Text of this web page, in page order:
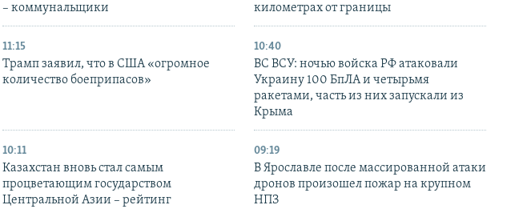
– коммунальщики
километрах от границы
11:15
Трамп заявил, что в США «огромное
количество боеприпасов»
10:40
ВС ВСУ: ночью войска РФ атаковали
Украину 100 БпЛА и четырьмя
ракетами, часть из них запускали из
Крыма
10:11
Казахстан вновь стал самым
процветающим государством
Центральной Азии – рейтинг
09:19
В Ярославле после массированной атаки
дронов произошел пожар на крупном
НПЗ